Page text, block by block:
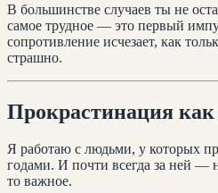
В большинстве случаев ты не
самое трудное — это первый
сопротивление исчезает, как
страшно.
Прокрастинация как
Я работаю с людьми, у которых
годами. И почти всегда за ней —
то важное.